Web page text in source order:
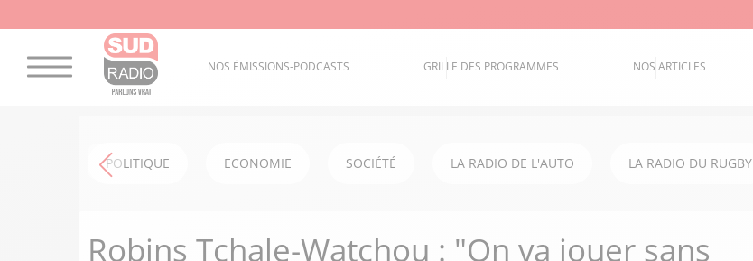
NOS ÉMISSIONS-PODCASTS GRILLE DES PROGRAMMES NOS ARTICLES
POLITIQUE ECONOMIE SOCIÉTÉ LA RADIO DE L'AUTO LA RADIO DU RUGBY
Robins Tchale-Watchou : "On va jouer sans